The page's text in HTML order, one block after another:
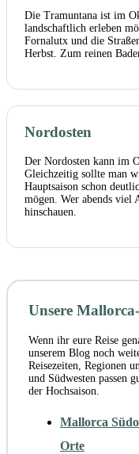
Die Tramuntana ist im
landschaftlich erleben
Fornalutx und die
Herbst. Zum reinen
Nordosten
Der Nordosten kann im
Gleichzeitig sollte man
Hauptsaison schon
mögen. Wer abends viel
hinschauen.
Unsere
Wenn ihr eure Reise
unserem Blog noch
Reisezeiten, Regionen
und Südwesten passen
der Hochsaison.
Mallorca
Orte